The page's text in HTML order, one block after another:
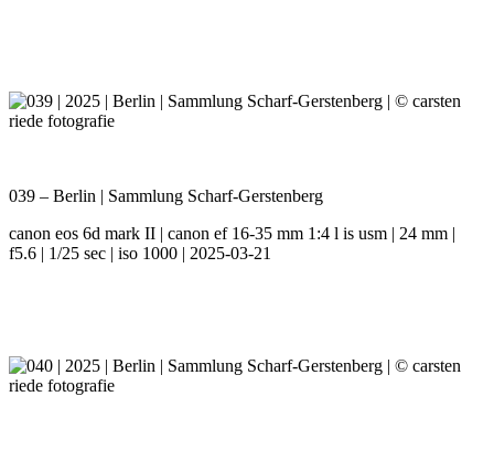
039 – Berlin | Sammlung Scharf-Gerstenberg
canon eos 6d mark II | canon ef 16-35 mm 1:4 l is usm | 24 mm |
f5.6 | 1/25 sec | iso 1000 | 2025-03-21